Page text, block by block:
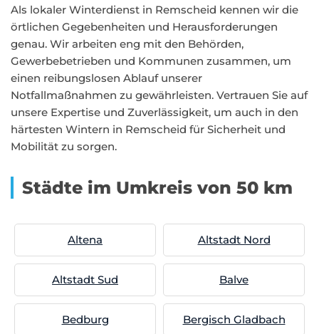
Als lokaler Winterdienst in Remscheid kennen wir die
örtlichen Gegebenheiten und Herausforderungen
genau. Wir arbeiten eng mit den Behörden,
Gewerbebetrieben und Kommunen zusammen, um
einen reibungslosen Ablauf unserer
Notfallmaßnahmen zu gewährleisten. Vertrauen Sie auf
unsere Expertise und Zuverlässigkeit, um auch in den
härtesten Wintern in Remscheid für Sicherheit und
Mobilität zu sorgen.
Städte im Umkreis von 50 km
Altena Altstadt Nord
Altstadt Sud Balve
Bedburg Bergisch Gladbach